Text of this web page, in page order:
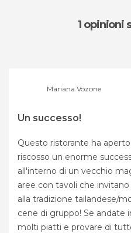
1 opinioni
Mariana Vozone
Un successo!
Questo ristorante ha
riscosso un enorme
all'interno di un vecchio
aree con tavoli che invitano
alla tradizione tailandese/
cene di gruppo! Se andate
molti piatti e provare di